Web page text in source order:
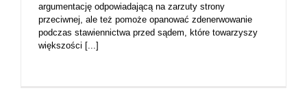
argumentację odpowiadającą na zarzuty strony
przeciwnej, ale też pomoże opanować zdenerwowanie
podczas stawiennictwa przed sądem, które towarzyszy
większości [...]